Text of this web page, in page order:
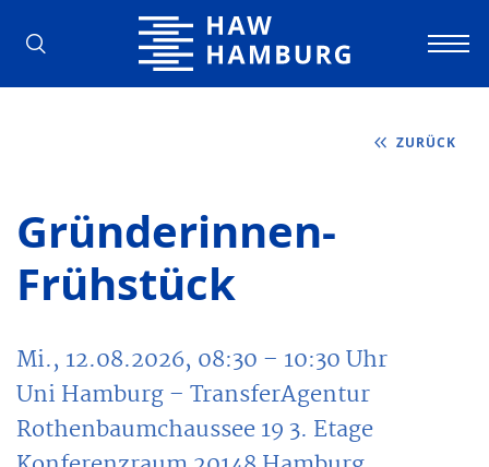
Hochschule für Angewandte
ZURÜCK
Gründerinnen-
Frühstück
Mi., 12.08.2026, 08:30 – 10:30Uhr
Uni Hamburg – TransferAgentur
Rothenbaumchaussee 19 3. Etage